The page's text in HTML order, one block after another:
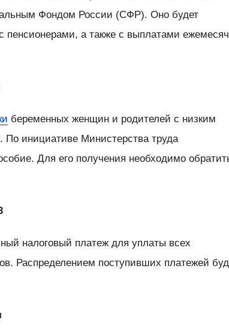
Фондом России (СФР). Оно будет
пенсионерами, а также с выплатами
беременных женщин и родителей с низким
инициативе Министерства труда
Для его получения необходимо
налоговый платеж для уплаты всех
Распределением поступивших платежей